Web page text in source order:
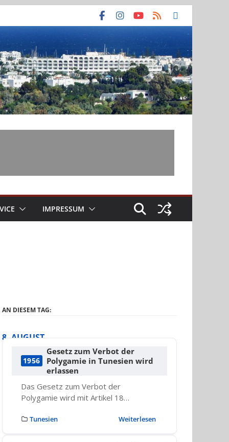
IMPRESSUM
AN DIESEM TAG:
8. AUGUST
1956
Gesetz zum Verbot der
Polygamie in Tunesien wird
erlassen
Das Gesetz zum Verbot der
Polygamie wird mit Artikel 18…
Tunesien Weiterlesen